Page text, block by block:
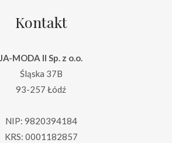
Kontakt
JA-MODA II Sp. z o.o.
Śląska 37B
93-257 Łódź
NIP: 9820394184
KRS: 0001182857